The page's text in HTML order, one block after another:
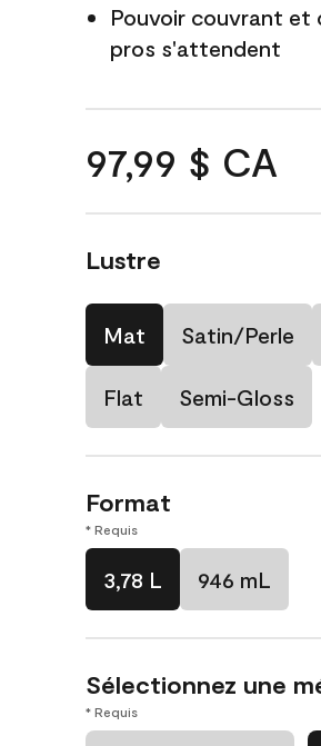
Pouvoir couvrant et
pros s'attendent
97,99 $ CA
Lustre
Mat Satin/Perle
Flat Semi-Gloss
Format
* Requis
3,78 L 946 mL
Sélectionnez une
* Requis